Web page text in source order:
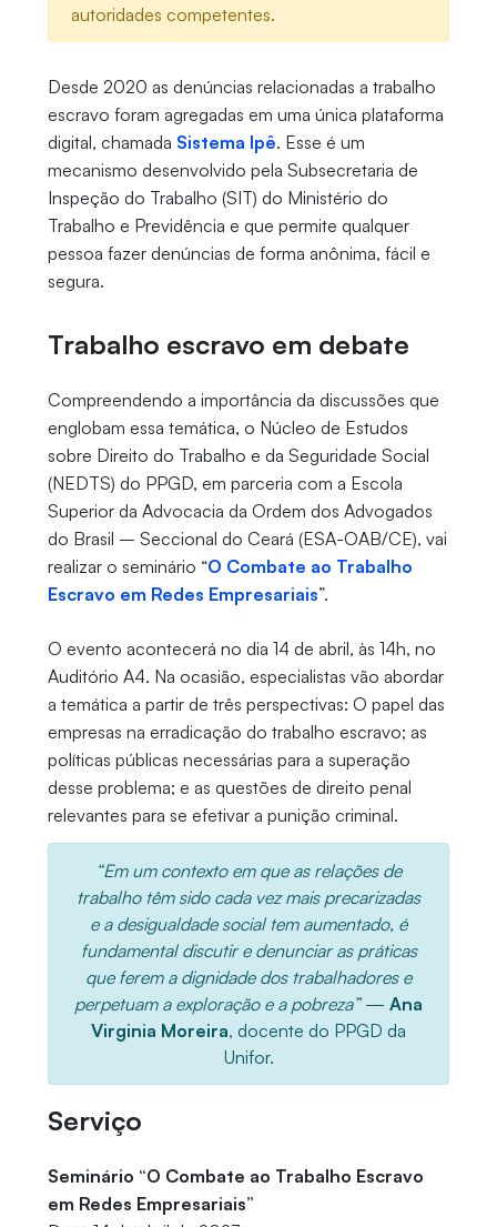
autoridades competentes.
Desde 2020 as denúncias relacionadas a trabalho
escravo foram agregadas em uma única plataforma
digital, chamada Sistema Ipê. Esse é um
mecanismo desenvolvido pela Subsecretaria de
Inspeção do Trabalho (SIT) do Ministério do
Trabalho e Previdência e que permite qualquer
pessoa fazer denúncias de forma anônima, fácil e
segura.
Trabalho escravo em debate
Compreendendo a importância da discussões que
englobam essa temática, o Núcleo de Estudos
sobre Direito do Trabalho e da Seguridade Social
(NEDTS) do PPGD, em parceria com a Escola
Superior da Advocacia da Ordem dos Advogados
do Brasil – Seccional do Ceará (ESA-OAB/CE), vai
realizar o seminário “O Combate ao Trabalho
Escravo em Redes Empresariais”.
O evento acontecerá no dia 14 de abril, às 14h, no
Auditório A4. Na ocasião, especialistas vão abordar
a temática a partir de três perspectivas: O papel das
empresas na erradicação do trabalho escravo; as
políticas públicas necessárias para a superação
desse problema; e as questões de direito penal
relevantes para se efetivar a punição criminal.
“Em um contexto em que as relações de
trabalho têm sido cada vez mais precarizadas
e a desigualdade social tem aumentado, é
fundamental discutir e denunciar as práticas
que ferem a dignidade dos trabalhadores e
perpetuam a exploração e a pobreza”— Ana
Virginia Moreira, docente do PPGD da
Unifor.
Serviço
Seminário “O Combate ao Trabalho Escravo
em Redes Empresariais”